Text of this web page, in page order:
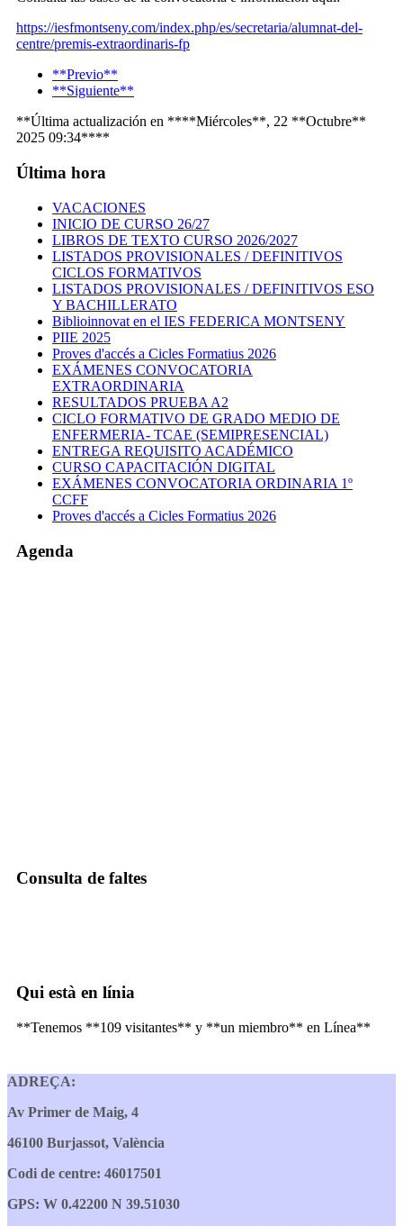
https://iesfmontseny.com/index.php/es/secretaria/alumnat-del-
centre/premis-extraordinaris-fp
**Previo**
**Siguiente**
**Última actualización en ****Miércoles**, 22 **Octubre**
2025 09:34****
Última hora
VACACIONES
INICIO DE CURSO 26/27
LIBROS DE TEXTO CURSO 2026/2027
LISTADOS PROVISIONALES / DEFINITIVOS
CICLOS FORMATIVOS
LISTADOS PROVISIONALES / DEFINITIVOS ESO
Y BACHILLERATO
Biblioinnovat en el IES FEDERICA MONTSENY
PIIE 2025
Proves d'accés a Cicles Formatius 2026
EXÁMENES CONVOCATORIA
EXTRAORDINARIA
RESULTADOS PRUEBA A2
CICLO FORMATIVO DE GRADO MEDIO DE
ENFERMERIA- TCAE (SEMIPRESENCIAL)
ENTREGA REQUISITO ACADÉMICO
CURSO CAPACITACIÓN DIGITAL
EXÁMENES CONVOCATORIA ORDINARIA 1º
CCFF
Proves d'accés a Cicles Formatius 2026
Agenda
Consulta de faltes
Qui està en línia
**Tenemos **109 visitantes** y **un miembro** en Línea**
ADREÇA:
Av Primer de Maig, 4
46100 Burjassot, València
Codi de centre: 46017501
GPS: W 0.42200 N 39.51030